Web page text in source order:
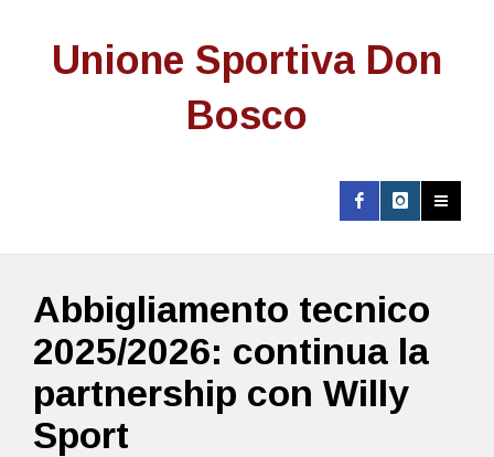
Unione Sportiva Don
Bosco
Abbigliamento tecnico
2025/2026: continua la
partnership con Willy
Sport